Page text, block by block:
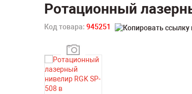
Ротационный
Код товара: 945251